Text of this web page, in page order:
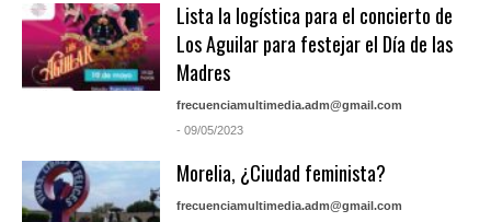
Lista la logística para el concierto de
Los Aguilar para festejar el Día de las
Madres
frecuenciamultimedia.adm@gmail.com
- 09/05/2023
Morelia, ¿Ciudad feminista?
frecuenciamultimedia.adm@gmail.com